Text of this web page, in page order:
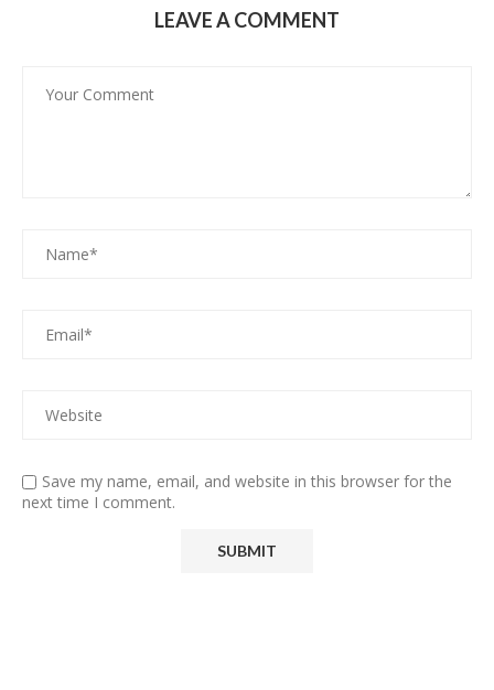
LEAVE A COMMENT
Save my name, email, and website in this browser for the
next time I comment.